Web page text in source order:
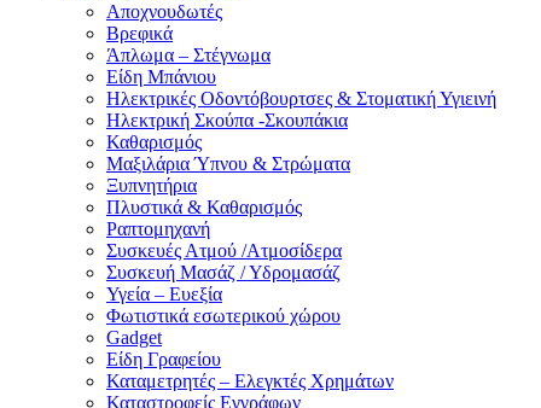
Αποχνουδωτές
Βρεφικά
Άπλωμα – Στέγνωμα
Είδη Μπάνιου
Ηλεκτρικές Οδοντόβουρτσες & Στοματική Υγιεινή
Ηλεκτρική Σκούπα -Σκουπάκια
Καθαρισμός
Μαξιλάρια Ύπνου & Στρώματα
Ξυπνητήρια
Πλυστικά & Καθαρισμός
Ραπτομηχανή
Συσκευές Ατμού /Ατμοσίδερα
Συσκευή Μασάζ / Υδρομασάζ
Υγεία – Ευεξία
Φωτιστικά εσωτερικού χώρου
Gadget
Είδη Γραφείου
Καταμετρητές – Ελεγκτές Χρημάτων
Καταστροφείς Εγγράφων